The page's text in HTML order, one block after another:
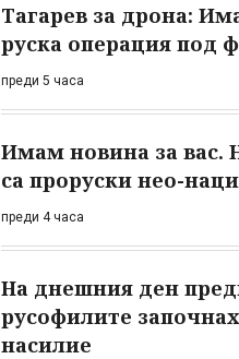
Тагарев за дрона:
руска операция под
преди 5 часа
Имам новина за вас.
са проруски нео-
преди 4 часа
На днешния ден
русофилите
насилие